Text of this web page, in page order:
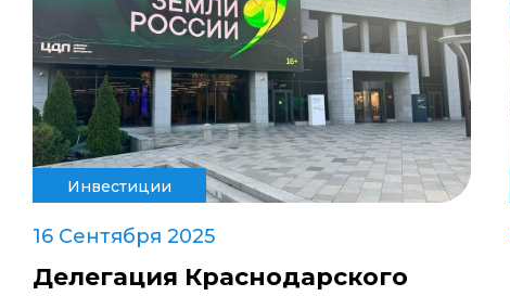
Инвестиции
16 Сентября 2025
Делегация Краснодарского